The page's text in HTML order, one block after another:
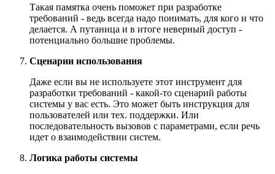
Такая памятка очень поможет при разработке
требований - ведь всегда надо понимать, для кого и что
делается. А путаница и в итоге неверный доступ -
потенциально большие проблемы.
Cценарии использования
Даже если вы не используете этот инструмент для
разработки требований - какой-то сценарий работы
системы у вас есть. Это может быть инструкция для
пользователей или тех. поддержки. Или
последовательность вызовов с параметрами, если речь
идет о взаимодействии систем.
Логика работы системы